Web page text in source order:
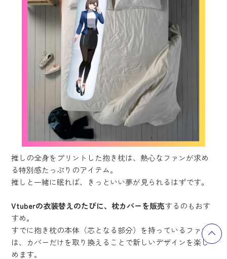
推しの全身をプリントした抱き枕は、熱心なファンが求め
る特別感たっぷりのアイテム。
推しと一緒に眠れば、きっといい夢が見られるはずです。
Vtuberの衣装替えのたびに、枕カバーを販売するのもおす
すめ。
すでに抱き枕の本体（芯となる部分）を持っているファン
は、カバーだけを取り換えることで新しいデザインを楽し
めます。